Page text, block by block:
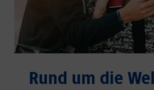
Rund um die